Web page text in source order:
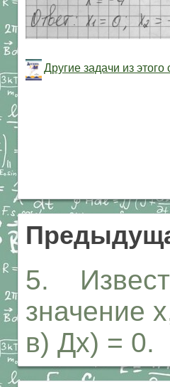
Другие задачи из
5.
значение
в) Дх) = 0.